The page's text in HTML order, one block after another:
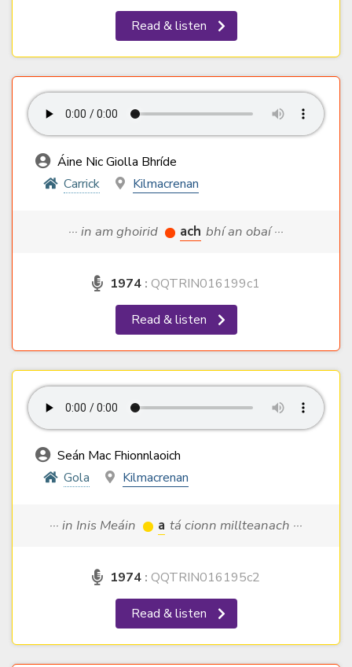
Read & listen
Áine Nic Giolla Bhríde
Carrick
Kilmacrenan
··· in am ghoirid ach bhí an obaí ···
1974 : QQTRIN016199c1
Read & listen
Seán Mac Fhionnlaoich
Gola
Kilmacrenan
··· in Inis Meáin a tá cionn millteanach ···
1974 : QQTRIN016195c2
Read & listen